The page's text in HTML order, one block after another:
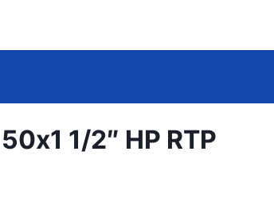
1/2″ НР RTP